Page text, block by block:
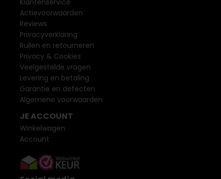
Klantenservice
Actievoorwaarden
Reviews
Privacyverklaring
Ruilen en retourneren
Privacy & Cookies
Veelgestelde vragen
Levering en betaling
Garantie en defecten
Algemene voorwaarden
JE ACCOUNT
Winkelwagen
Account